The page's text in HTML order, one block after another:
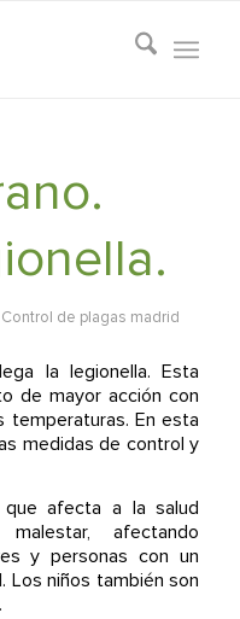
Control de plagas madrid
la legionella. Esta
de mayor acción con
temperaturas. En esta
medidas de control y
afecta a la salud
afectando
y personas con un
Los niños también son